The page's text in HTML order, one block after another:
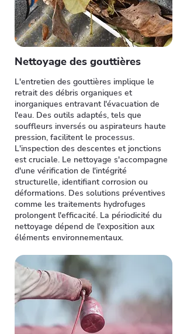
Nettoyage des gouttières
L'entretien des gouttières implique le
retrait des débris organiques et
inorganiques entravant l'évacuation de
l'eau. Des outils adaptés, tels que
souffleurs inversés ou aspirateurs haute
pression, facilitent le processus.
L'inspection des descentes et jonctions
est cruciale. Le nettoyage s'accompagne
d'une vérification de l'intégrité
structurelle, identifiant corrosion ou
déformations. Des solutions préventives
comme les traitements hydrofuges
prolongent l'efficacité. La périodicité du
nettoyage dépend de l'exposition aux
éléments environnementaux.